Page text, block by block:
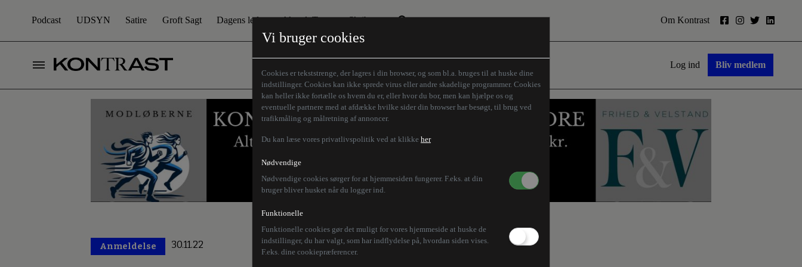
Vi bruger cookies
Cookies er tekststrenge, der lagres i din browser, og som bl.a. bruges til at huske dine
indstillinger. Cookies kan ikke sprede virus eller andre skadelige programmer. Cookies
kan heller ikke fortælle os hvem du er, eller hvor du bor, men kan hjælpe os og
eventuelle partnere med at afdække hvilke sider din browser har besøgt, til brug ved
trafikmåling og målretning af annoncer.
Du kan læse vores privatlivspolitik ved at klikke her
Nødvendige
Nødvendige cookies sørger for at hjemmesiden fungerer. F.eks. at din
bruger bliver husket når du logger ind.
Funktionelle
Funktionelle cookies gør det muligt for vores hjemmeside at huske de
indstillinger, du har valgt, som har indflydelse på, hvordan siden vises.
F.eks. dine cookiepræferencer.
Podcast UDSYN Satire Groft Sagt Dagens leder Aktuelt Tema
Den borgelige brille
Humaniora forfra
Store Danskere
Skribenter
Z-aksen
Om Kontrast
Log ind Bliv medlem
Anmeldelse 30.11.22